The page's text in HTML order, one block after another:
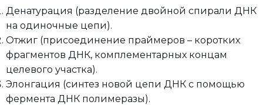
Денатурация (разделение двойной спирали ДНК
на одиночные цепи).
Отжиг (присоединение праймеров – коротких
фрагментов ДНК, комплементарных концам
целевого участка).
Элонгация (синтез новой цепи ДНК с помощью
фермента ДНК полимеразы).